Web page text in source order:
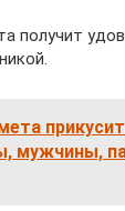
получит
мужчины,